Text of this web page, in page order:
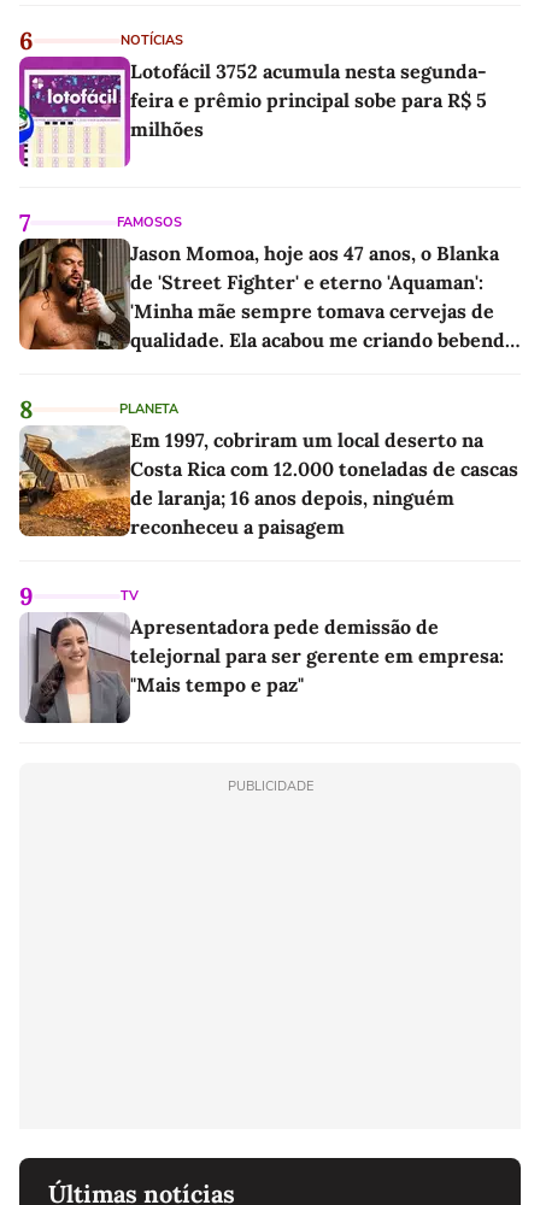
6 NOTÍCIAS
Lotofácil 3752 acumula nesta segunda-
feira e prêmio principal sobe para R$ 5
milhões
7 FAMOSOS
Jason Momoa, hoje aos 47 anos, o Blanka
de 'Street Fighter' e eterno 'Aquaman':
'Minha mãe sempre tomava cervejas de
qualidade. Ela acabou me criando bebendo
8 PLANETA
Em 1997, cobriram um local deserto na
Costa Rica com 12.000 toneladas de cascas
de laranja; 16 anos depois, ninguém
reconheceu a paisagem
9 TV
Apresentadora pede demissão de
telejornal para ser gerente em empresa:
"Mais tempo e paz"
PUBLICIDADE
Últimas notícias